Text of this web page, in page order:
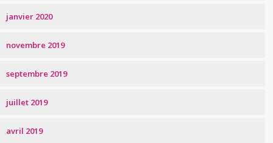
janvier 2020
novembre 2019
septembre 2019
juillet 2019
avril 2019